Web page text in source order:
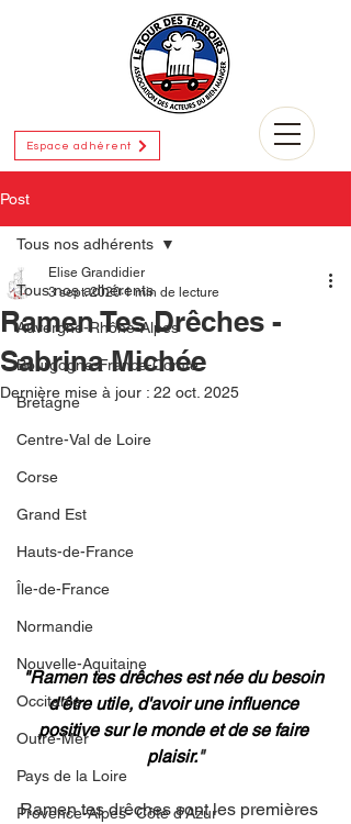
Espace adhérent
Post
Tous nos adhérents
Auvergne-Rhône-Alpes
Bourgogne-France-Comté
Bretagne
Centre-Val de Loire
Corse
Grand Est
Hauts-de-France
Île-de-France
Normandie
Nouvelle-Aquitaine
Occitanie
Outre-Mer
Pays de la Loire
Provence-Alpes- Côte d'Azur
Tous nos adhérents
Ramen Tes Drêches -
Sabrina Michée
Elise Grandidier
3 sept. 2020 1 min de lecture
Dernière mise à jour : 22 oct. 2025
"Ramen tes drêches est née du besoin
d'être utile, d'avoir une influence
positive sur le monde et de se faire
plaisir."
Ramen tes drêches sont les premières